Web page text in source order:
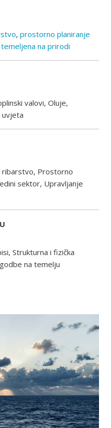
, prostorno planiranje
na prirodi
valovi, Oluje,
uvjeta
ribarstvo, Prostorno
sektor, Upravljanje
Strukturna i fizička
na temelju